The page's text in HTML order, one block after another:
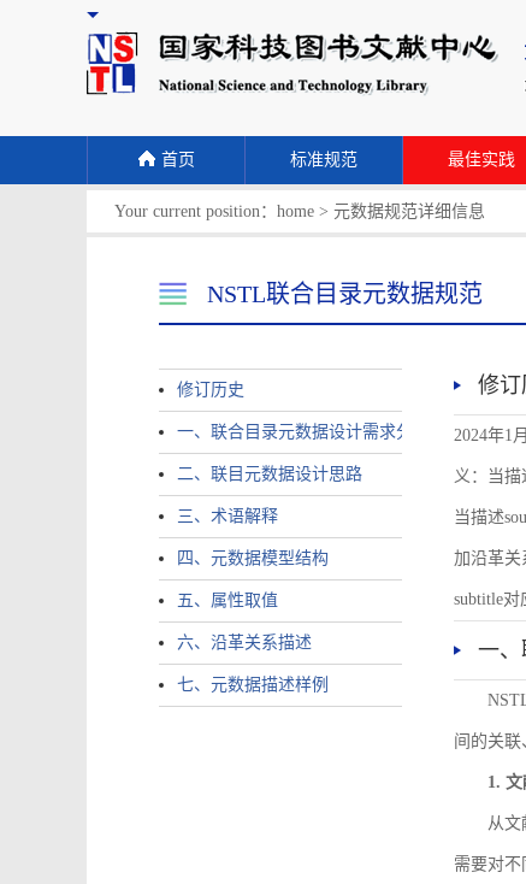
首页 标准规范 最佳实践
Your current position： home > 元数据规范详细信息
NSTL联合目录元数据规范
修订历史
一、联合目录元数据设计需求分析
二、联目元数据设计思路
三、术语解释
四、元数据模型结构
五、属性取值
六、沿革关系描述
七、元数据描述样例
修订
2024年1
义：当描
当描述
加沿革关
subtitle对
一、
间的关联
1.
从文
需要对不